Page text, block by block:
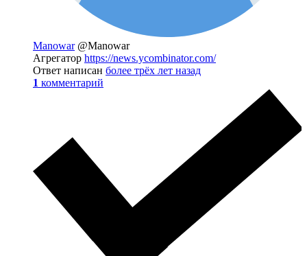
Manowar @Manowar
Агрегатор https://news.ycombinator.com/
Ответ написан более трёх лет назад
1 комментарий